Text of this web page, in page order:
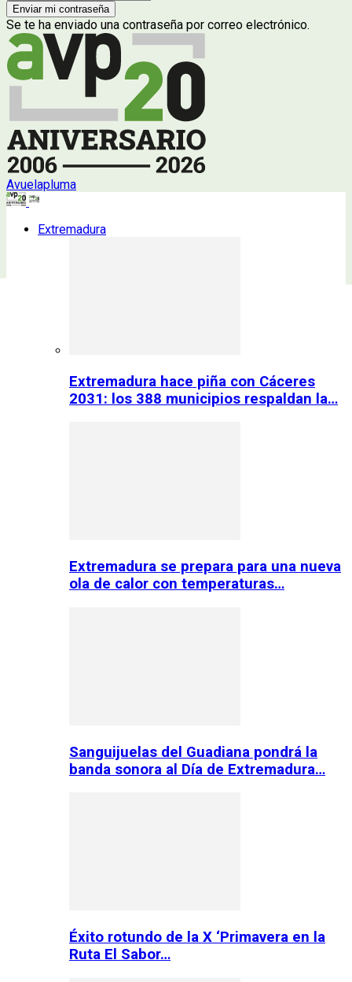
Se te ha enviado una contraseña por correo electrónico.
Avuelapluma
Extremadura
Extremadura hace piña con Cáceres
2031: los 388 municipios respaldan la…
Extremadura se prepara para una nueva
ola de calor con temperaturas…
Sanguijuelas del Guadiana pondrá la
banda sonora al Día de Extremadura…
Éxito rotundo de la X ‘Primavera en la
Ruta El Sabor…